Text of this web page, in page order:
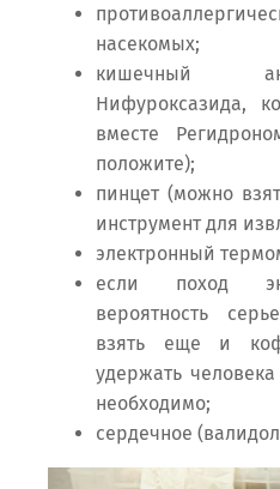
насекомых;
кишечный
Нифуроксазида,
вместе
положите);
пинцет (можно
инструмент для
электронный
если поход
вероятность
взять еще и
удержать
необходимо;
сердечное